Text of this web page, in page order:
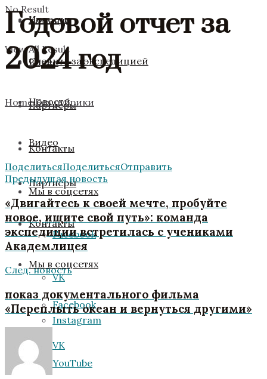
Новости
Видео
Партнёры
Контакты
Мы в соцсетях
Facebook
VK
Instagram
YouTube
Команда
Следить за экспедицией
Новости
Видео
Партнёры
Контакты
Мы в соцсетях
Facebook
VK
No Result
View All Result
Годовой отчет за
2024 год
Home Без рубрики
ПоделитьсяПоделитьсяОтправить
Предыдущая новость
«‎Двигайтесь к своей мечте, пробуйте
новое, ищите свой путь»: команда
экспедиции встретилась с учениками
Академлицея
След. новость
показ документального фильма
«Переплыть океан и вернуться другими»